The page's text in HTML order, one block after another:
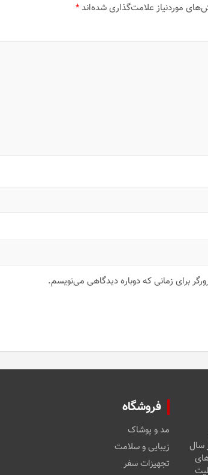
موردنیاز علامت‌گذاری شده‌اند*
برای زمانی که دوباره دیدگاهی می‌نویسم.
سال
فروشگاه
مد و پوشاک
زیبایی و سلامت
تجهیزات سفر